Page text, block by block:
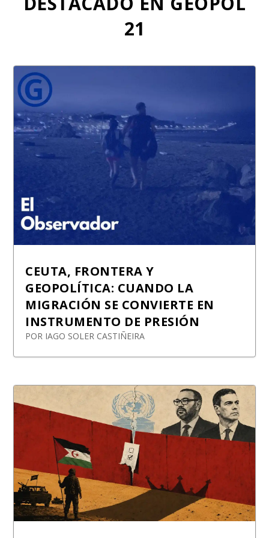
21
CEUTA, FRONTERA Y
GEOPOLÍTICA: CUANDO LA
MIGRACIÓN SE CONVIERTE EN
INSTRUMENTO DE PRESIÓN
POR IAGO SOLER CASTIÑEIRA